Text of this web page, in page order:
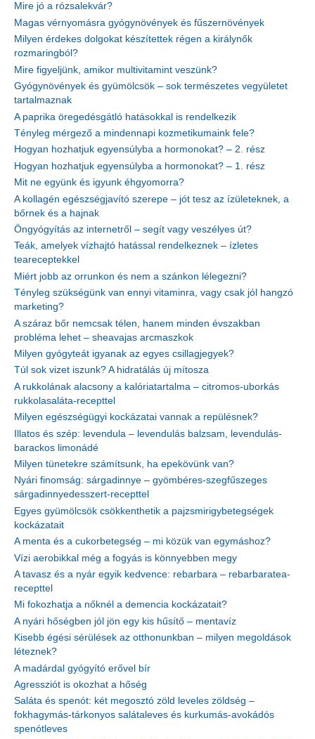
Mire jó a rózsalekvár?
Magas vérnyomásra gyógynövények és fűszernövények
Milyen érdekes dolgokat készítettek régen a királynők
rozmaringból?
Mire figyeljünk, amikor multivitamint veszünk?
Gyógynövények és gyümölcsök – sok természetes vegyületet
tartalmaznak
A paprika öregedésgátló hatásokkal is rendelkezik
Tényleg mérgező a mindennapi kozmetikumaink fele?
Hogyan hozhatjuk egyensúlyba a hormonokat? – 2. rész
Hogyan hozhatjuk egyensúlyba a hormonokat? – 1. rész
Mit ne együnk és igyunk éhgyomorra?
A kollagén egészségjavító szerepe – jót tesz az ízületeknek, a
bőrnek és a hajnak
Öngyógyítás az internetről – segít vagy veszélyes út?
Teák, amelyek vízhajtó hatással rendelkeznek – ízletes
teareceptekkel
Miért jobb az orrunkon és nem a szánkon lélegezni?
Tényleg szükségünk van ennyi vitaminra, vagy csak jól hangzó
marketing?
A száraz bőr nemcsak télen, hanem minden évszakban
probléma lehet – sheavajas arcmaszkok
Milyen gyógyteát igyanak az egyes csillagjegyek?
Túl sok vizet iszunk? A hidratálás új mítosza
A rukkolának alacsony a kalóriatartalma – citromos-uborkás
rukkolasaláta-recepttel
Milyen egészségügyi kockázatai vannak a repülésnek?
Illatos és szép: levendula – levendulás balzsam, levendulás-
barackos limonádé
Milyen tünetekre számítsunk, ha epekövünk van?
Nyári finomság: sárgadinnye – gyömbéres-szegfűszeges
sárgadinnyedesszert-recepttel
Egyes gyümölcsök csökkenthetik a pajzsmirigybetegségek
kockázatait
A menta és a cukorbetegség – mi közük van egymáshoz?
Vízi aerobikkal még a fogyás is könnyebben megy
A tavasz és a nyár egyik kedvence: rebarbara – rebarbaratea-
recepttel
Mi fokozhatja a nőknél a demencia kockázatait?
A nyári hőségben jól jön egy kis hűsítő – mentavíz
Kisebb égési sérülések az otthonunkban – milyen megoldások
léteznek?
A madárdal gyógyító erővel bír
Agressziót is okozhat a hőség
Saláta és spenót: két megosztó zöld leveles zöldség –
fokhagymás-tárkonyos salátaleves és kurkumás-avokádós
spenótleves